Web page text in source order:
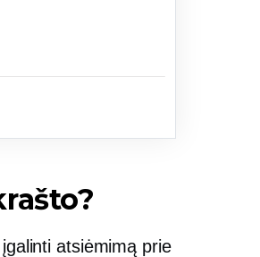
atsiėmimą prie